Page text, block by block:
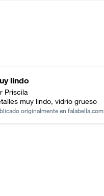
lindo
Priscila
muy lindo, vidrio grueso
originalmente enfalabella.com